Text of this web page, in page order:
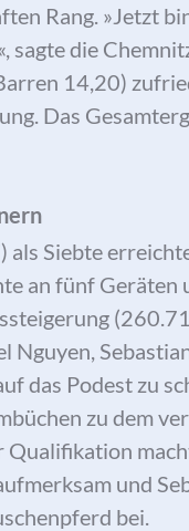
Rang. »Jetzt
sagte die
14,20)
Das
Siebte
an fünf Geräten
Nguyen,
das Podest zu
zu dem
Qualifikation
und
bei.